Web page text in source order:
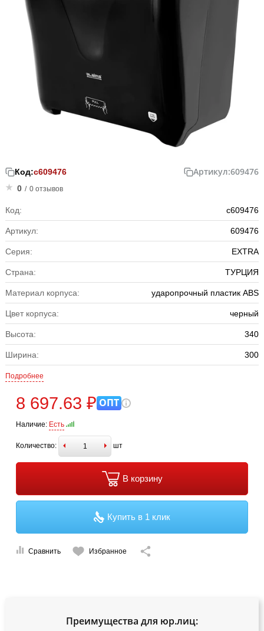
Код:с609476 Артикул:609476
0 / 0 отзывов
Код: с609476
Артикул: 609476
Серия: EXTRA
Страна: ТУРЦИЯ
Материал корпуса: ударопрочный пластик ABS
Цвет корпуса: черный
Высота: 340
Ширина: 300
Подробнее
8 697.63 ₽ ОПТ
Наличие: Есть
Количество: шт
В корзину
Купить в 1 клик
Сравнить Избранное
Преимущества для юр.лиц: